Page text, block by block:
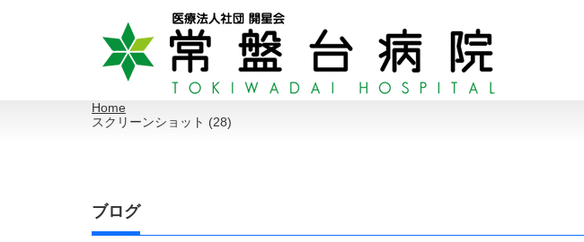
Home
スクリーンショット (28)
ブログ